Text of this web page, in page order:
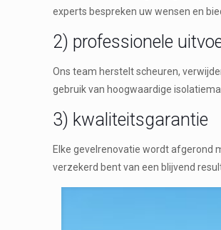
experts bespreken uw wensen en
2) professionele
Ons team herstelt scheuren,
gebruik van hoogwaardige
3) kwaliteitsgarantie
Elke gevelrenovatie wordt afgerond
verzekerd bent van een blijvend